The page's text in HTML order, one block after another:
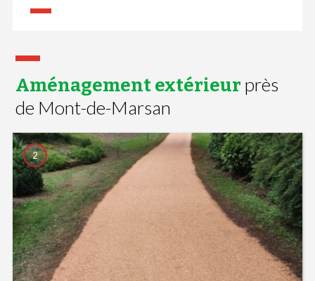
Aménagement extérieur près
de Mont-de-Marsan
2